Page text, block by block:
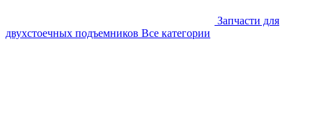
Запчасти для
двухстоечных подъемников Все категории